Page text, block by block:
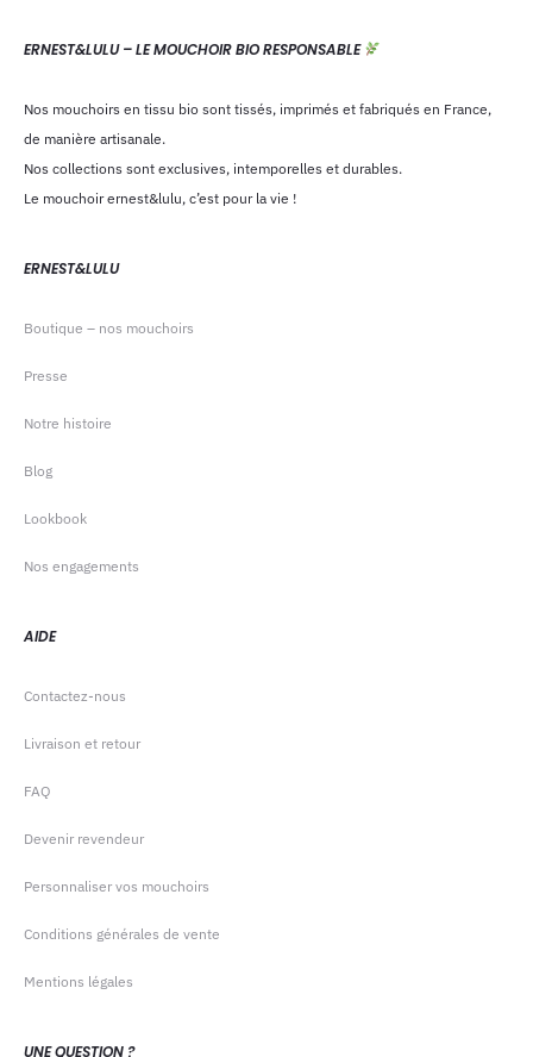
ERNEST&LULU – LE MOUCHOIR BIO RESPONSABLE
Nos mouchoirs en tissu bio sont tissés, imprimés et fabriqués en France,
de manière artisanale.
Nos collections sont exclusives, intemporelles et durables.
Le mouchoir ernest&lulu, c’est pour la vie !
ERNEST&LULU
Boutique – nos mouchoirs
Presse
Notre histoire
Blog
Lookbook
Nos engagements
AIDE
Contactez-nous
Livraison et retour
FAQ
Devenir revendeur
Personnaliser vos mouchoirs
Conditions générales de vente
Mentions légales
UNE QUESTION ?